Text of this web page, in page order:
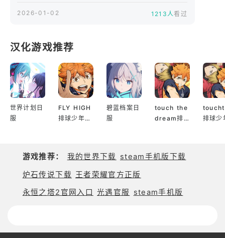
造并强化你的装备。
▣ 关注更多《暗月十二》信息 ▣
- 官方网站：https://www.darkdecember.net/
- 官方社区：https://community.withhive.com/ddc/zh-
2026-01-02 1213人看过
汉化游戏推荐
世界计划日
服
FLY HIGH
排球少年日
碧蓝档案日
服
touch the
dream排
排球少
游戏推荐： 我的世界下载 steam手机版下载
炉石传说下载 王者荣耀官方正版
永恒之塔2官网入口
光遇官服 steam手机版